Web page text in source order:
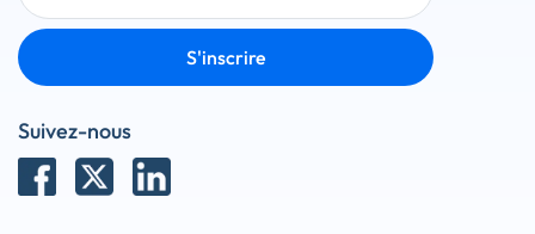
S'inscrire
Suivez-nous